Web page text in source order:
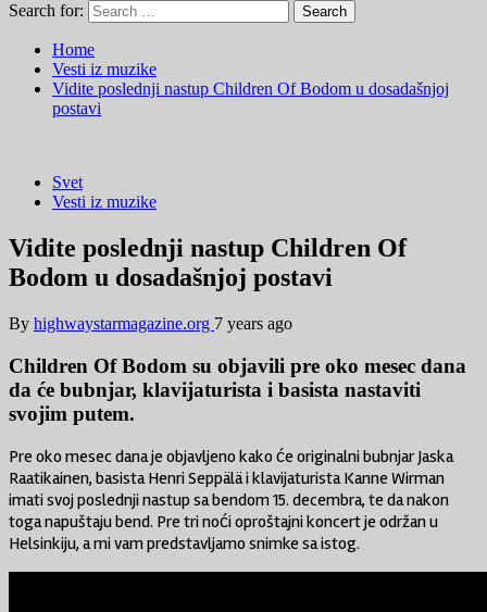
Search for:
Home
Vesti iz muzike
Vidite poslednji nastup Children Of Bodom u dosadašnjoj
postavi
Svet
Vesti iz muzike
Vidite poslednji nastup Children Of
Bodom u dosadašnjoj postavi
By highwaystarmagazine.org 7 years ago
Children Of Bodom su objavili pre oko mesec dana
da će bubnjar, klavijaturista i basista nastaviti
svojim putem.
Pre oko mesec dana je objavljeno kako će originalni bubnjar Jaska
Raatikainen, basista Henri Seppälä i klavijaturista Kanne Wirman
imati svoj poslednji nastup sa bendom 15. decembra, te da nakon
toga napuštaju bend. Pre tri noći oproštajni koncert je održan u
Helsinkiju, a mi vam predstavljamo snimke sa istog.